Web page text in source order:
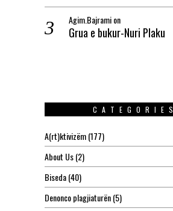
Agim.Bajramion
Grua e bukur-Nuri Plaku
CATEGORIES
A(rt)ktivizëm(177)
About Us(2)
Biseda(40)
Denonco plagjiaturën(5)